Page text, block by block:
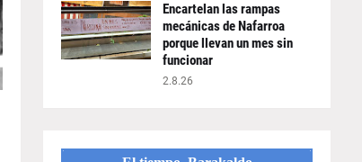
Encartelan las rampas
mecánicas de Nafarroa
porque llevan un mes sin
funcionar
2.8.26